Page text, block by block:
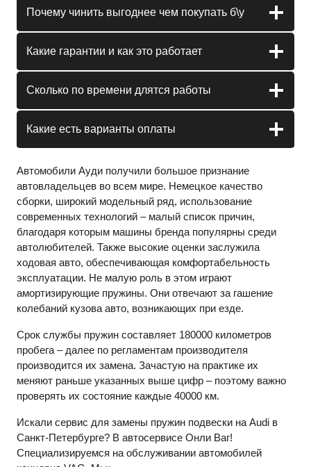
Почему чинить выгоднее чем покупать б\у
Какие гарантии и как это работает
Сколько по времени длятся работы
Какие есть варианты оплаты
Автомобили Ауди получили большое признание
автовладельцев во всем мире. Немецкое качество
сборки, широкий модельный ряд, использование
современных технологий – малый список причин,
благодаря которым машины бренда популярны среди
автолюбителей. Также высокие оценки заслужила
ходовая авто, обеспечивающая комфортабельность
эксплуатации. Не малую роль в этом играют
амортизирующие пружины. Они отвечают за гашение
колебаний кузова авто, возникающих при езде.
Срок службы пружин составляет 180000 километров
пробега – далее по регламентам производителя
производится их замена. Зачастую на практике их
меняют раньше указанных выше цифр – поэтому важно
проверять их состояние каждые 40000 км.
Искали сервис для замены пружин подвески на Audi в
Санкт-Петербурге? В автосервисе Онли Ваг!
Специализируемся на обслуживании автомобилей